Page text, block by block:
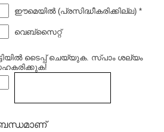
ഈമെയില്‍ (പ്രസിദ്ധീകരിക്കില്ല) *
വെബ്സൈറ്റ്
ടൈപ്പ്‌ ചെയ്യുക. സ്പാം ശല്യം